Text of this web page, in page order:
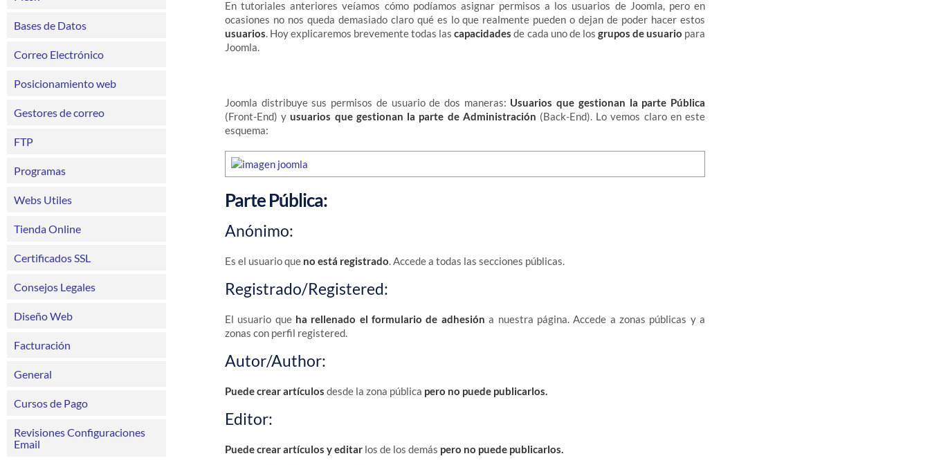
Bases de Datos
Correo Electrónico
Posicionamiento web
Gestores de correo
FTP
Programas
Webs Utiles
Tienda Online
Certificados SSL
Consejos Legales
Diseño Web
Facturación
General
Cursos de Pago
Revisiones Configuraciones
Email
En tutoriales anteriores veíamos cómo podíamos asignar permisos a los usuarios de Joomla, pero en
ocasiones no nos queda demasiado claro qué es lo que realmente pueden o dejan de poder hacer estos
usuarios. Hoy explicaremos brevemente todas lascapacidades de cada uno de los grupos de usuario para
Joomla.
Joomla distribuye sus permisos de usuario de dos maneras: Usuarios que gestionan la parte Pública
(Front-End) yusuarios que gestionan la parte de Administración (Back-End). Lo vemos claro en este
esquema:
Parte Pública:
Anónimo:
Es el usuario que no está registrado. Accede a todas las secciones públicas.
Registrado/Registered:
El usuario que ha rellenado el formulario de adhesión a nuestra página. Accede a zonas públicas y a
zonas con perfil registered.
Autor/Author:
Puede crear artículos desde la zona pública pero no puede publicarlos.
Editor:
Puede crearartículos y editar los de los demás pero no puede publicarlos.